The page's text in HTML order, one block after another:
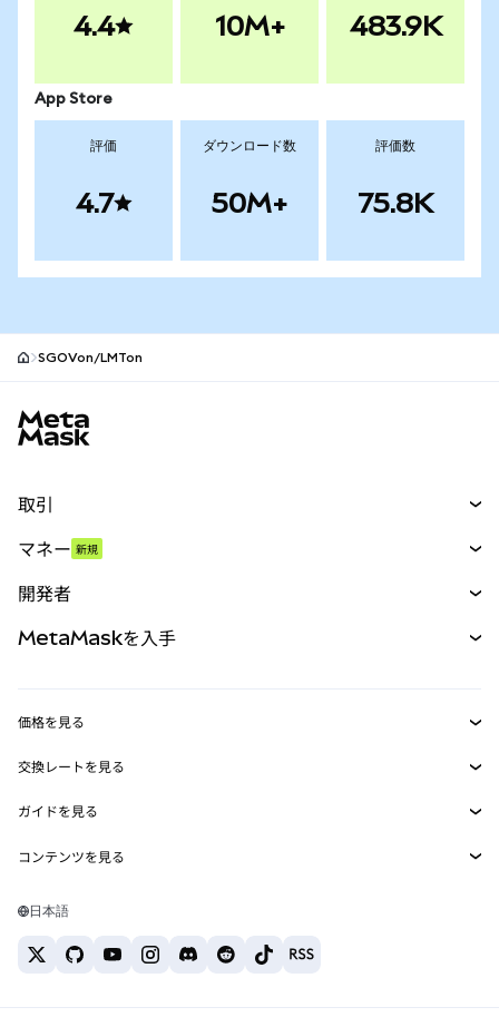
4.4 10M+ 483.9K
App Store
評価
4.7
ダウンロード数
50M+
評価数
75.8K
SGOVon/LMTon
取引
パーペチュアル
RWA
マネー 新規
開発者
MetaMask Connect
Snaps
Web3サービス
MetaMaskを入手
セキュリティ
サポート
キャリア
お問い合わせ
価格を見る
イーサリアムの価格
Solanaの価格
Tetherの価格
交換レートを見る
ETH→USD
USDT→INR
BTC→INR
ETH→USDT
ガイドを見る
ETHの購入
USDTの購入
コンテンツを見る
Solanaウォレット
日本語